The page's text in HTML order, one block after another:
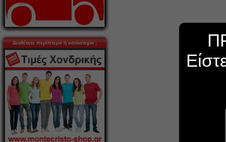
Διαθέτετε περίπτερο ή κατάστημα ;